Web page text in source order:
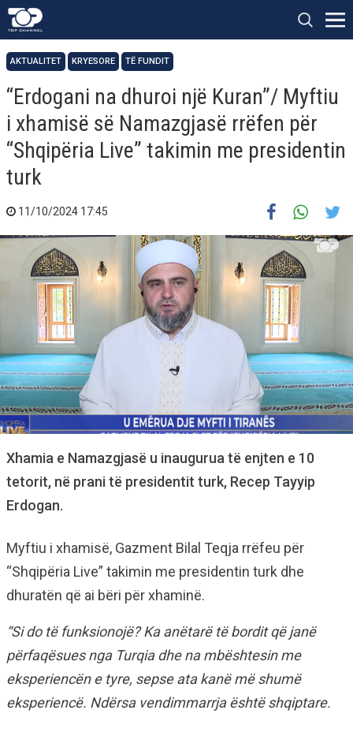
AKTUALITET KRYESORE TË FUNDIT
“Erdogani na dhuroi një Kuran”/ Myftiu
i xhamisë së Namazgjasë rrëfen për
“Shqipëria Live” takimin me presidentin
turk
11/10/2024 17:45
Xhamia e Namazgjasë u inaugurua të enjten e 10
tetorit, në prani të presidentit turk, Recep Tayyip
Erdogan.
Myftiu i xhamisë, Gazment Bilal Teqja rrëfeu për
“Shqipëria Live” takimin me presidentin turk dhe
dhuratën që ai bëri për xhaminë.
“Si do të funksionojë? Ka anëtarë të bordit që janë
përfaqësues nga Turqia dhe na mbështesin me
eksperiencën e tyre, sepse ata kanë më shumë
eksperiencë. Ndërsa vendimmarrja është shqiptare.